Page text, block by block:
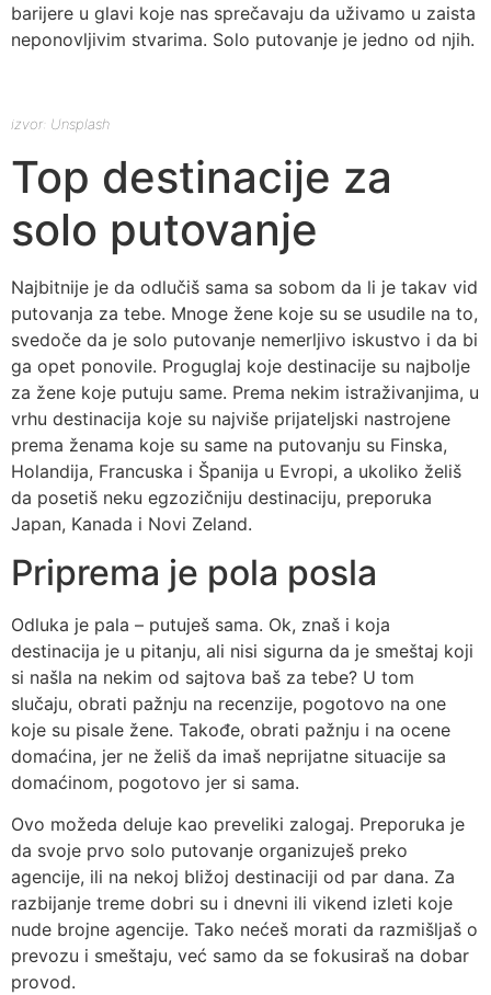
barijere u glavi koje nas sprečavaju da uživamo u zaista
neponovljivim stvarima. Solo putovanje je jedno od njih.
izvor: Unsplash
Top destinacije za
solo putovanje
Najbitnije je da odlučiš sama sa sobom da li je takav vid
putovanja za tebe. Mnoge žene koje su se usudile na to,
svedoče da je solo putovanje nemerljivo iskustvo i da bi
ga opet ponovile. Proguglaj koje destinacije su najbolje
za žene koje putuju same. Prema nekim istraživanjima, u
vrhu destinacija koje su najviše prijateljski nastrojene
prema ženama koje su same na putovanju su Finska,
Holandija, Francuska i Španija u Evropi, a ukoliko želiš
da posetiš neku egzozičniju destinaciju, preporuka
Japan, Kanada i Novi Zeland.
Priprema je pola posla
Odluka je pala – putuješ sama. Ok, znaš i koja
destinacija je u pitanju, ali nisi sigurna da je smeštaj koji
si našla na nekim od sajtova baš za tebe? U tom
slučaju, obrati pažnju na recenzije, pogotovo na one
koje su pisale žene. Takođe, obrati pažnju i na ocene
domaćina, jer ne želiš da imaš neprijatne situacije sa
domaćinom, pogotovo jer si sama.
Ovo možeda deluje kao preveliki zalogaj. Preporuka je
da svoje prvo solo putovanje organizuješ preko
agencije, ili na nekoj bližoj destinaciji od par dana. Za
razbijanje treme dobri su i dnevni ili vikend izleti koje
nude brojne agencije. Tako nećeš morati da razmišljaš o
prevozu i smeštaju, već samo da se fokusiraš na dobar
provod.